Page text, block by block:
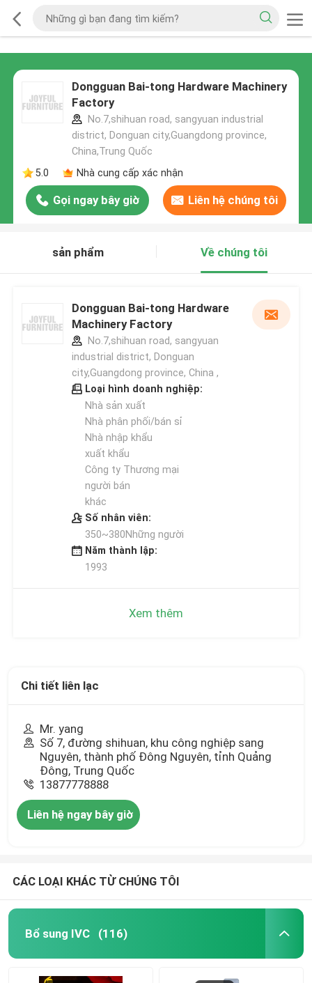
Dongguan Bai-tong Hardware Machinery
Factory
No.7,shihuan road, sangyuan industrial
district, Donguan city,Guangdong province,
China,Trung Quốc
5.0
Nhà cung cấp xác nhận
Gọi ngay bây giờ Liên hệ chúng tôi
sản phẩm Về chúng tôi
Dongguan Bai-tong Hardware
Machinery Factory
No.7,shihuan road, sangyuan
industrial district, Donguan
city,Guangdong province, China ,
Loại hình doanh nghiệp:
Nhà sản xuất
Nhà phân phối/bán sỉ
Nhà nhập khẩu
xuất khẩu
Công ty Thương mại
người bán
khác
Số nhân viên:
350~380Những người
Năm thành lập:
1993
Xem thêm
Chi tiết liên lạc
Mr. yang
Số 7, đường shihuan, khu công nghiệp sang
Nguyên, thành phố Đông Nguyên, tỉnh Quảng
Đông, Trung Quốc
13877778888
Liên hệ ngay bây giờ
CÁC LOẠI KHÁC TỪ CHÚNG TÔI
Bổ sung IVC (116)